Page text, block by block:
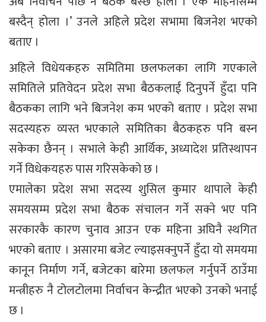
बस्दैन् होला ।’ उनले अहिले प्रदेश सभामा बिजनेश भएको
बताए ।
अहिले विधेयकहरु समितिमा छलफलका लागि गएकाले
समितिले प्रतिवेदन प्रदेश सभा बैठकलाई दिनुपर्ने हुँदा पनि
बैठकका लागि भने बिजनेश कम भएको बताए । प्रदेश सभा
सदस्यहरु व्यस्त भएकाले समितिका बैठकहरु पनि बस्न
सकेका छैनन् । सभाले केही आर्थिक, अध्यादेश प्रतिस्थापन
गर्ने विधेकयहरु पास गरिसकेको छ ।
एमालेका प्रदेश सभा सदस्य शुसिल कुमार थापाले केही
समयसम्म प्रदेश सभा बैठक संचालन गर्ने सक्ने भए पनि
सरकारकै कारण चुनाव आउन एक महिना अघिनै स्थगित
भएको बताए । असारमा बजेट ल्याइसक्नुपर्ने हुँदा यो समयमा
कानून निर्माण गर्ने, बजेटका बारेमा छलफल गर्नुपर्ने ठाउँमा
मन्त्रीहरु नै टोलटोलमा निर्वाचन केन्द्रीत भएको उनको भनाई
छ ।